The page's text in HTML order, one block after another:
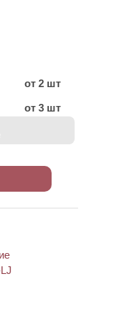
от 2 шт
от 3 шт